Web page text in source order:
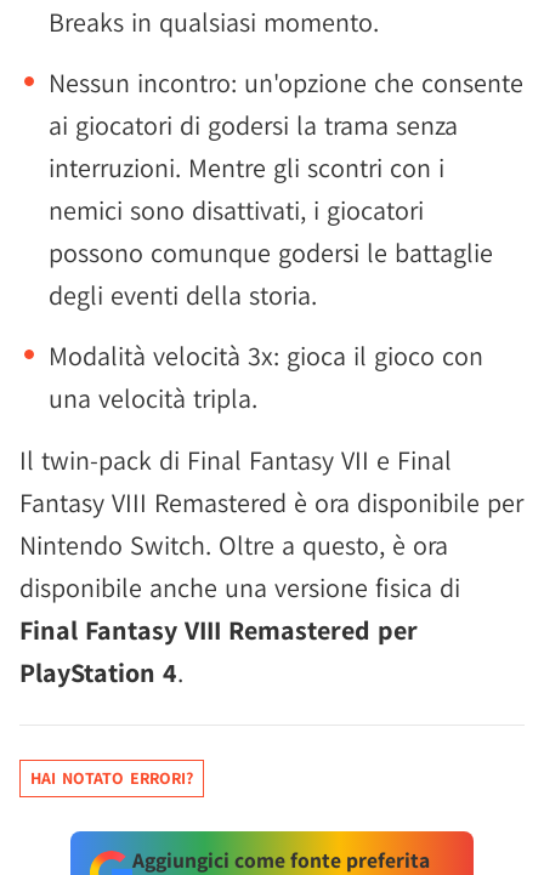
Breaks in qualsiasi momento.
Nessun incontro: un'opzione che consente
ai giocatori di godersi la trama senza
interruzioni. Mentre gli scontri con i
nemici sono disattivati, i giocatori
possono comunque godersi le battaglie
degli eventi della storia.
Modalità velocità 3x: gioca il gioco con
una velocità tripla.
Il twin-pack di Final Fantasy VII e Final
Fantasy VIII Remastered è ora disponibile per
Nintendo Switch. Oltre a questo, è ora
disponibile anche una versione fisica di
Final Fantasy VIII Remastered per
PlayStation 4.
HAI NOTATO ERRORI?
Aggiungici come fonte preferita